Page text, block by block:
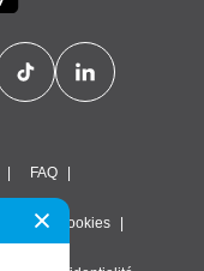
FAQ
Cookies